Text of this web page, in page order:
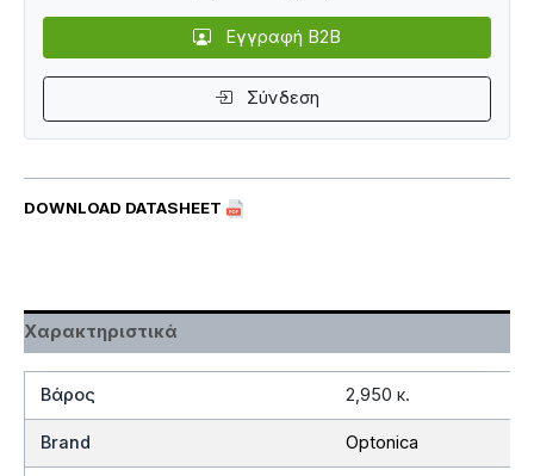
DOWNLOAD DATASHEET
Εγγραφή B2B
Σύνδεση
Χαρακτηριστικά
Βάρος 2,950 κ.
Brand Optonica